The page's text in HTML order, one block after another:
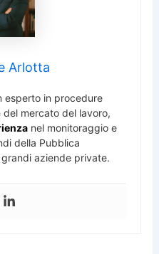
Arlotta
esperto in procedure
mercato del lavoro,
nel monitoraggio e
della Pubblica
aziende private.